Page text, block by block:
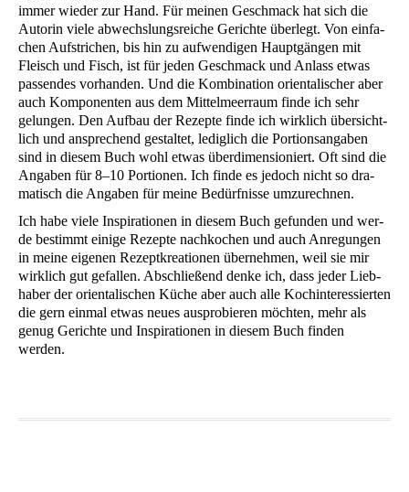
immer wie­der zur Hand. Für mei­nen Geschmack hat sich die
Autorin vie­le abwechs­lungs­rei­che Gerich­te über­legt. Von ein­fa­
chen Auf­stri­chen, bis hin zu auf­wen­di­gen Haupt­gän­gen mit
Fleisch und Fisch, ist für jeden Geschmack und Anlass etwas
pas­sen­des vor­han­den. Und die Kom­bi­na­ti­on ori­en­ta­li­scher aber
auch Kom­po­nen­ten aus dem Mit­tel­meer­raum fin­de ich sehr
gelun­gen. Den Auf­bau der Rezep­te fin­de ich wirk­lich über­sicht­
lich und anspre­chend gestal­tet, ledig­lich die Por­ti­ons­an­ga­ben
sind in die­sem Buch wohl etwas über­di­men­sio­niert. Oft sind die
Anga­ben für 8–10 Por­tio­nen. Ich fin­de es jedoch nicht so dra­
ma­tisch die Anga­ben für mei­ne Bedürf­nis­se umzurechnen.
Ich habe vie­le Inspi­ra­tio­nen in die­sem Buch gefun­den und wer­
de bestimmt eini­ge Rezep­te nach­ko­chen und auch Anre­gun­gen
in mei­ne eige­nen Rezept­krea­tio­nen über­neh­men, weil sie mir
wirk­lich gut gefal­len. Abschlie­ßend den­ke ich, dass jeder Lieb­
ha­ber der ori­en­ta­li­schen Küche aber auch alle Koch­in­ter­es­sier­ten
die gern ein­mal etwas neu­es aus­pro­bie­ren möch­ten, mehr als
genug Gerich­te und Inspi­ra­tio­nen in die­sem Buch fin­den
werden.